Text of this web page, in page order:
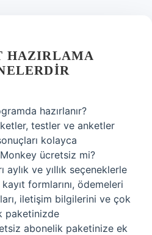
HAZIRLAMA
hazırlanır?
testler ve anketler
kolayca
ücretsiz mi?
aylık ve yıllık seçeneklerle
formlarını, ödemeleri
iletişim bilgilerini ve çok
paketinizde
abonelik paketinize ek